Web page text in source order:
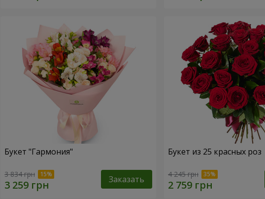
Букет "Гармония"
3 834 грн Заказать
Букет из 25 красных роз
4 245 грн